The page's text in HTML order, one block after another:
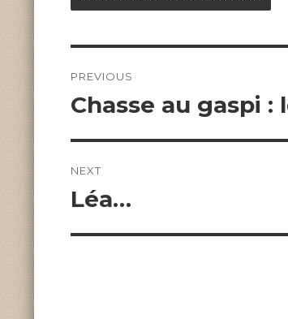
de
l’article
PREVIOUS
Previous
post:
Chasse au gaspi
NEXT
Next
post:
Léa…